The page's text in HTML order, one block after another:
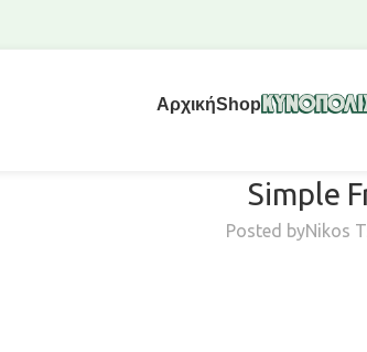
ΑρχικήShop
Simple
Posted byNikos